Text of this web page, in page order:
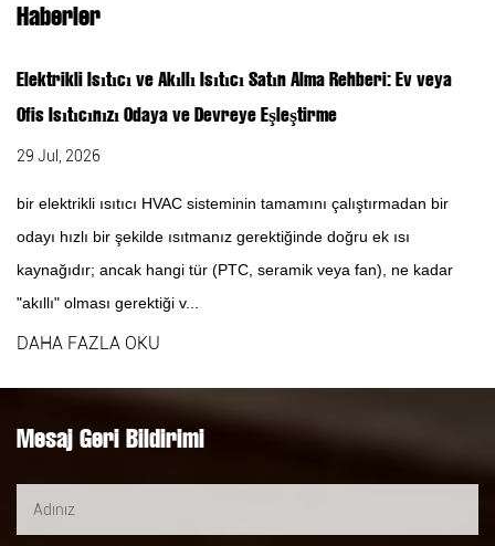
Haberler
Elektrikli Isıtıcı ve Akıllı Isıtıcı Satın Alma Rehberi: Ev veya
Ofis Isıtıcınızı Odaya ve Devreye Eşleştirme
29 Jul, 2026
bir elektrikli ısıtıcı HVAC sisteminin tamamını çalıştırmadan bir
odayı hızlı bir şekilde ısıtmanız gerektiğinde doğru ek ısı
kaynağıdır; ancak hangi tür (PTC, seramik veya fan), ne kadar
"akıllı" olması gerektiği v...
DAHA FAZLA OKU
Mesaj Geri Bildirimi